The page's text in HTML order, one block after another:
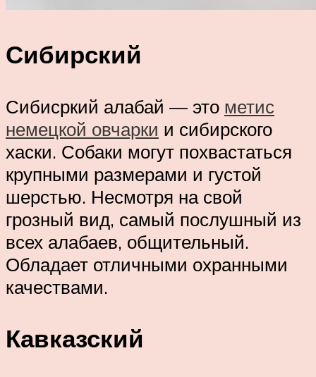
Сибирский
Сибисркий алабай — это метис
немецкой овчарки и сибирского
хаски. Собаки могут похвастаться
крупными размерами и густой
шерстью. Несмотря на свой
грозный вид, самый послушный из
всех алабаев, общительный.
Обладает отличными охранными
качествами.
Кавказский